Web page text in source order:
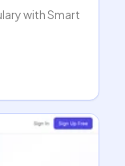
with Smart